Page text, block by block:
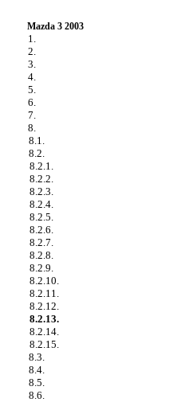
Mazda 3 2003
1.
2.
3.
4.
5.
6.
7.
8.
8.1.
8.2.
8.2.1.
8.2.2.
8.2.3.
8.2.4.
8.2.5.
8.2.6.
8.2.7.
8.2.8.
8.2.9.
8.2.10.
8.2.11.
8.2.12.
8.2.13.
8.2.14.
8.2.15.
8.3.
8.4.
8.5.
8.6.